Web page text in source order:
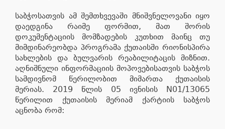
საბჭოსათვის ამ შემთხვევაში მნიშვნელოვანი იყო
დაედგინა რაიმე ფორმით, მათ შორის
დოკუმენტაციის მომზადების კუთხით მაინც თუ
მიმდინარეობდა პროგრამა ქუთაისში რიონისპირა
სახლების და ბულვარის რეაბილიტაცის მიზნით.
აღნიშნული ინფორმაციის მოპოვებისათვის საბჭოს
სამდივნომ წერილობით მიმართა ქუთაისის
მერიას. 2019 წლის 05 ივნისის N01/13065
წერილით ქუთაისის მერიამ ქარტიის საბჭოს
აცნობა რომ: